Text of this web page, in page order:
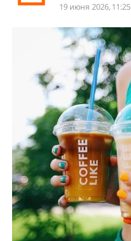
19 июня 2026, 11:25